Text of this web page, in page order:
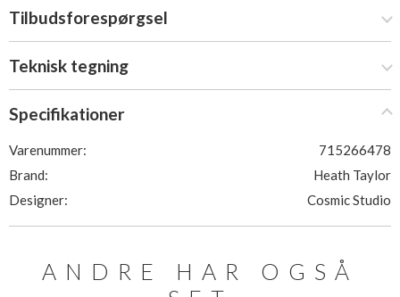
Tilbudsforespørgsel
Teknisk tegning
Specifikationer
Varenummer:
715266478
Brand:
Heath Taylor
Designer:
Cosmic Studio
ANDRE HAR OGSÅ